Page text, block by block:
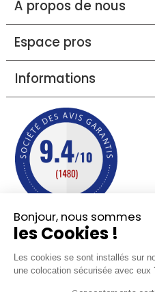
Bonjour, nous sommes
les Cookies !
Les cookies se sont installés sur
une colocation sécurisée avec eux
À propos de nous
Espace pros
Informations
Mentions légales
Protection des